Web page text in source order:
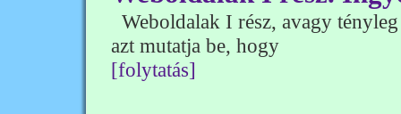
Weboldalak I rész, avagy
azt mutatja be, hogy
[folytatás]